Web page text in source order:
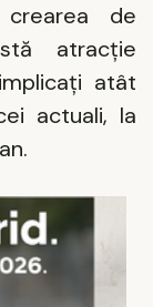
de
atracție
atât
actuali, la